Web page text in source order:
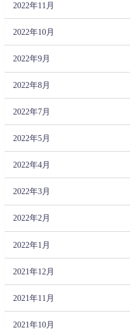
2022年11月
2022年10月
2022年9月
2022年8月
2022年7月
2022年5月
2022年4月
2022年3月
2022年2月
2022年1月
2021年12月
2021年11月
2021年10月